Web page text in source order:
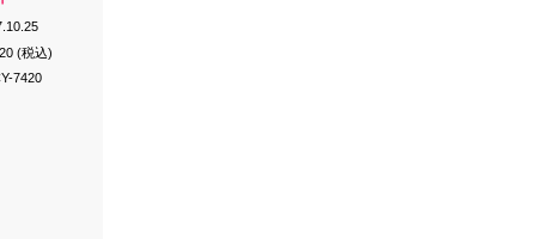
(税込)
7420